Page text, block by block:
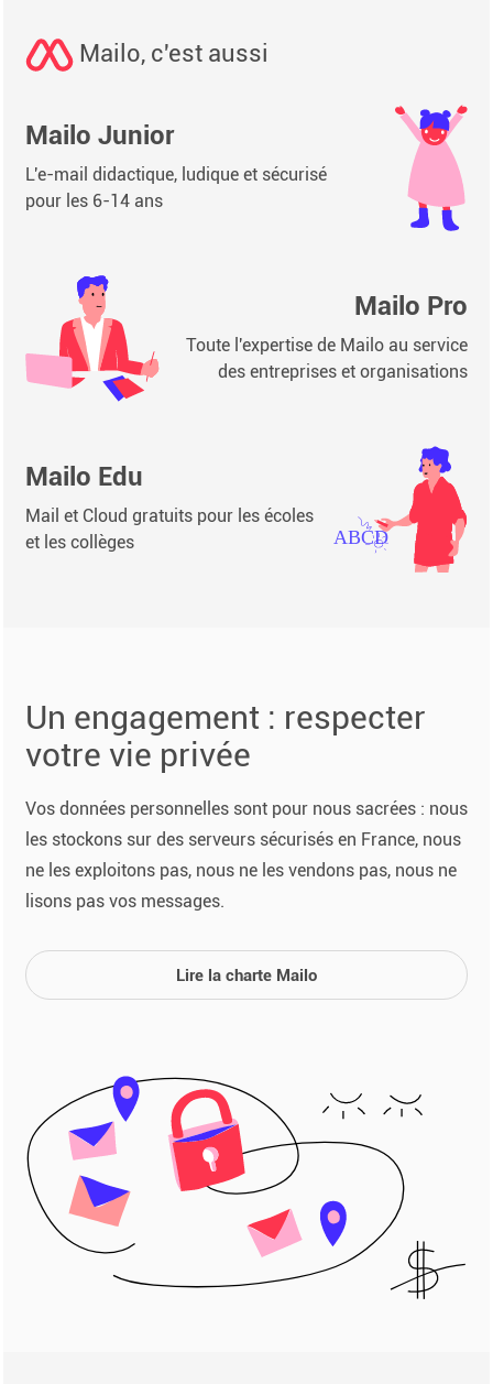
Mailo, c'est aussi
Mailo Junior
L'e-mail didactique, ludique et sécurisé
pour les 6-14 ans
Mailo Pro
Toute l'expertise de Mailo au service
des entreprises et organisations
Mailo Edu
Mail et Cloud gratuits pour les écoles
et les collèges
Un engagement : respecter
votre vie privée
Vos données personnelles sont pour nous sacrées : nous
les stockons sur des serveurs sécurisés en France, nous
ne les exploitons pas, nous ne les vendons pas, nous ne
lisons pas vos messages.
Lire la charte Mailo